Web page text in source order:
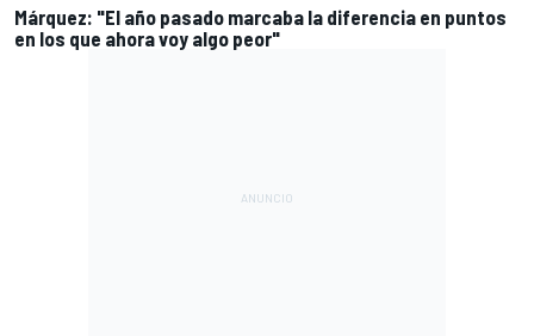
Márquez: "El año pasado marcaba la diferencia en puntos
en los que ahora voy algo peor"